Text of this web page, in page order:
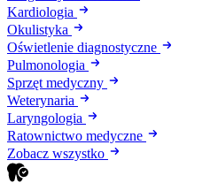
Kardiologia
Okulistyka
Oświetlenie diagnostyczne
Pulmonologia
Sprzęt medyczny
Weterynaria
Laryngologia
Ratownictwo medyczne
Zobacz wszystko